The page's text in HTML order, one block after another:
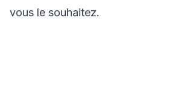
vous le souhaitez.